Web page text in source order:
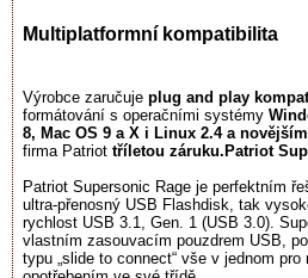
Multiplatformní kompatibilita
Výrobce zaručuje plug and play
formátování s operačními systémy
8, Mac OS 9 a X i Linux 2.4 a
firma Patriot tříletou záruku. Patriot
Patriot Supersonic Rage je perfektním
ultra-přenosný USB Flashdisk, tak
rychlost USB 3.1, Gen. 1 (USB 3.0).
vlastním zasouvacím pouzdrem USB,
typu „slide to connect“ vše v jednom pro